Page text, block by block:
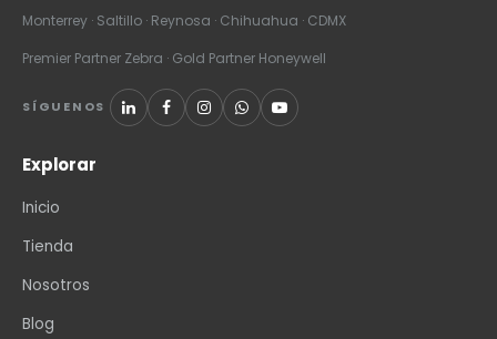
Monterrey · Saltillo · Reynosa · Chihuahua · CDMX
Premier Partner Zebra · Gold Partner Honeywell
SÍGUENOS
Explorar
Inicio
Tienda
Nosotros
Blog